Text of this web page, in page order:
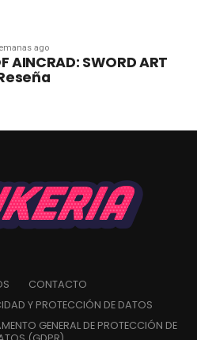
ago
AINCRAD: SWORD ART
CONTACTO
Y PROTECCIÓN DE DATOS
GENERAL DE PROTECCIÓN DE